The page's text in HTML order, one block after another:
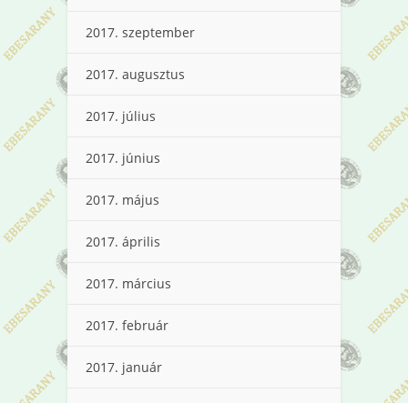
2017. szeptember
2017. augusztus
2017. július
2017. június
2017. május
2017. április
2017. március
2017. február
2017. január